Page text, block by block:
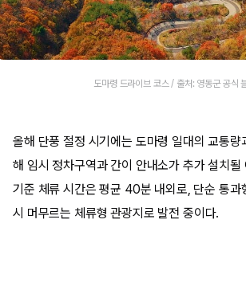
도마령 드라이브 코스 / 출처: 영동군 공식
올해 단풍 절정 시기에는 도마령 일대의 교통량
해 임시 정차구역과 간이 안내소가 추가 설치될
기준 체류 시간은 평균 40분 내외로, 단순 통과
시 머무르는 체류형 관광지로 발전 중이다.